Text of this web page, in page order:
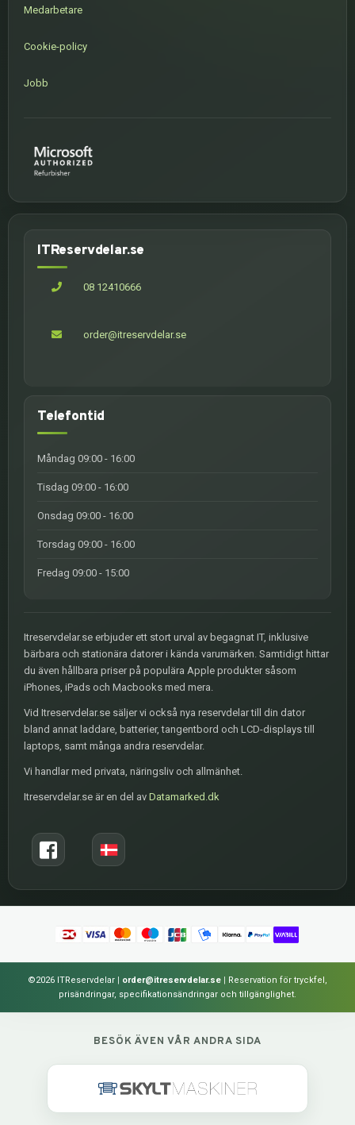
Medarbetare
Cookie-policy
Jobb
ITReservdelar.se
08 12410666
order@itreservdelar.se
Telefontid
Måndag 09:00 - 16:00
Tisdag 09:00 - 16:00
Onsdag 09:00 - 16:00
Torsdag 09:00 - 16:00
Fredag 09:00 - 15:00
Itreservdelar.se erbjuder ett stort urval av begagnat IT, inklusive
bärbara och stationära datorer i kända varumärken. Samtidigt hittar
du även hållbara priser på populära Apple produkter såsom
iPhones, iPads och Macbooks med mera.
Vid Itreservdelar.se säljer vi också nya reservdelar till din dator
bland annat laddare, batterier, tangentbord och LCD-displays till
laptops, samt många andra reservdelar.
Vi handlar med privata, näringsliv och allmänhet.
Itreservdelar.se är en del av Datamarked.dk
©2026 ITReservdelar | order@itreservdelar.se | Reservation för tryckfel,
prisändringar, specifikationsändringar och tillgänglighet.
BESÖK ÄVEN VÅR ANDRA SIDA